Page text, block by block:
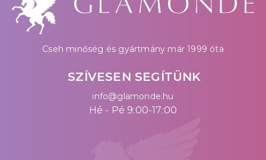
Cseh minőség és gyártmány már 1999 óta
SZÍVESEN SEGÍTÜNK
info@glamonde.hu
Hé - Pé 9:00-17:00